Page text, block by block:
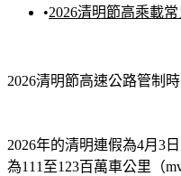
為111至123百萬車公里（
為平日的1.5倍。另外，高